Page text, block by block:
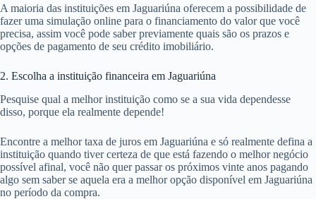
A maioria das instituições em Jaguariúna oferecem a possibilidade de
fazer uma simulação online para o financiamento do valor que você
precisa, assim você pode saber previamente quais são os prazos e
opções de pagamento de seu crédito imobiliário.
2. Escolha a instituição financeira em Jaguariúna
Pesquise qual a melhor instituição como se a sua vida dependesse
disso, porque ela realmente depende!
Encontre a melhor taxa de juros em Jaguariúna e só realmente defina a
instituição quando tiver certeza de que está fazendo o melhor negócio
possível afinal, você não quer passar os próximos vinte anos pagando
algo sem saber se aquela era a melhor opção disponível em Jaguariúna
no período da compra.